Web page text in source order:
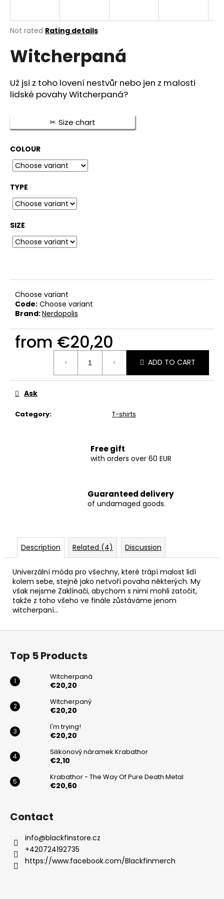
The
product
rating
0,0
out
of
stars.
Not rated Rating details
Witcherpaná
Už jsi z toho lovení nestvůr nebo jen z malosti
lidské povahy Witcherpaná?
Size chart
COLOUR
TYPE
SIZE
Choose variant
Code: Choose variant
Brand:Nerdopolis
from €20,20
ADD TO CART
Category: T-shirts
Ask
Free gift
with orders over 60 EUR
Guaranteed delivery
of undamaged goods.
Description Related (4) Discussion
Univerzální móda pro všechny, které trápí malost lidí
kolem sebe, stejně jako netvoří povaha některých. My
však nejsme Zaklínači, abychom s nimi mohli zatočit,
takže z toho všeho ve finále zůstáváme jenom
witcherpaní…
n
g
f
o
r
?
W
e
r
e
c
o
m
d
I'M
TRYING!
€20,20
F
Top 5 Products
Witcherpaná
€20,20
Witcherpaný
€20,20
I'm trying!
€20,20
Silikonový náramek Krabathor
€2,10
Krabathor - The Way Of Pure Death Metal
€20,60
Contact
info@blackfinstore.cz
+420724192735
https://www.facebook.com/Blackfinmerch